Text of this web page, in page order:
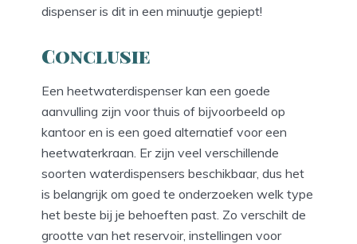
dispenser is dit in een minuutje gepiept!
Conclusie
Een heetwaterdispenser kan een goede
aanvulling zijn voor thuis of bijvoorbeeld op
kantoor en is een goed alternatief voor een
heetwaterkraan. Er zijn veel verschillende
soorten waterdispensers beschikbaar, dus het
is belangrijk om goed te onderzoeken welk type
het beste bij je behoeften past. Zo verschilt de
grootte van het reservoir, instellingen voor